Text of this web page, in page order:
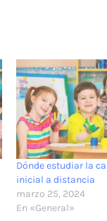
Dónde estudiar la
inicial a distancia
marzo 25, 2024
En «General»